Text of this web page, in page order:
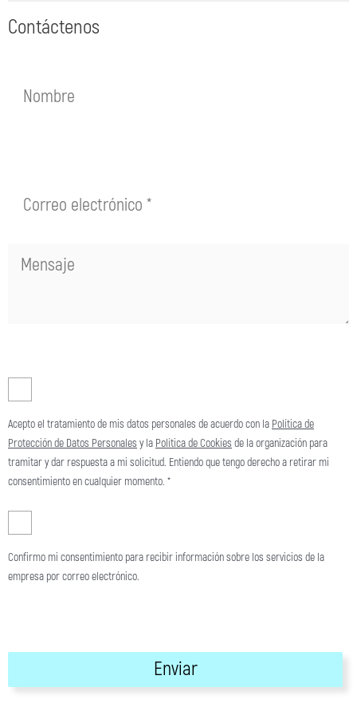
Contáctenos
this
field
Acepto el tratamiento de mis datos personales de acuerdo con la Política de
Protección de Datos Personales y la Política de Cookies de la organización para
tramitar y dar respuesta a mi solicitud. Entiendo que tengo derecho a retirar mi
consentimiento en cualquier momento. *
Confirmo mi consentimiento para recibir información sobre los servicios de la
empresa por correo electrónico.